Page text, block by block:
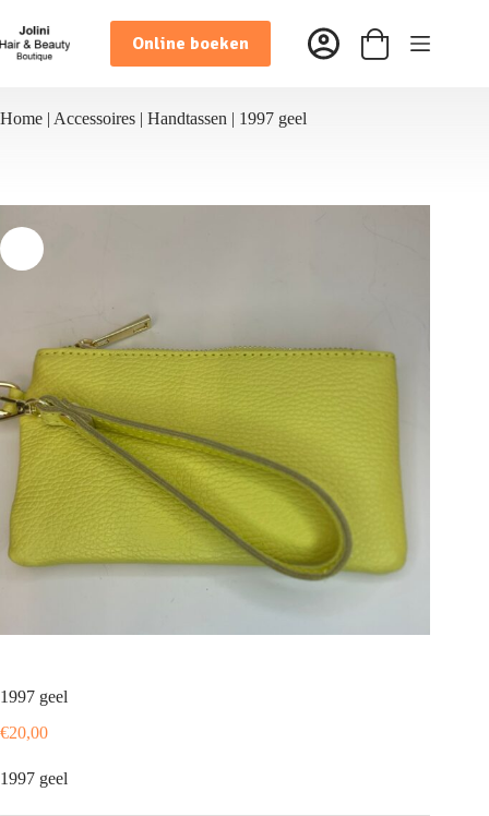
naar
de
inhoud
Online boeken Winkelwagen
Home | Accessoires | Handtassen | 1997 geel
1997 geel
€20,00
1997 geel